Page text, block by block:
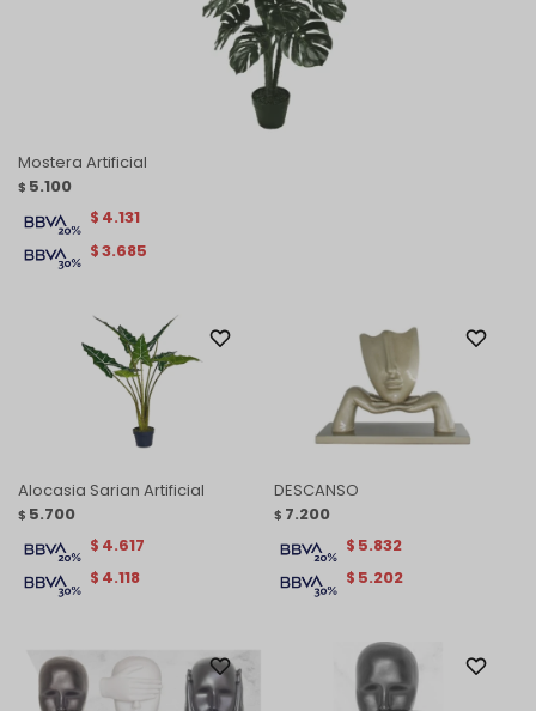
Mostera Artificial
$ 5.100
$3.685
$ 4.131
Alocasia Sarian Artificial
$ 5.700
$ 4.118
$ 4.617
DESCANSO
$ 7.200
$ 5.202
$ 5.832